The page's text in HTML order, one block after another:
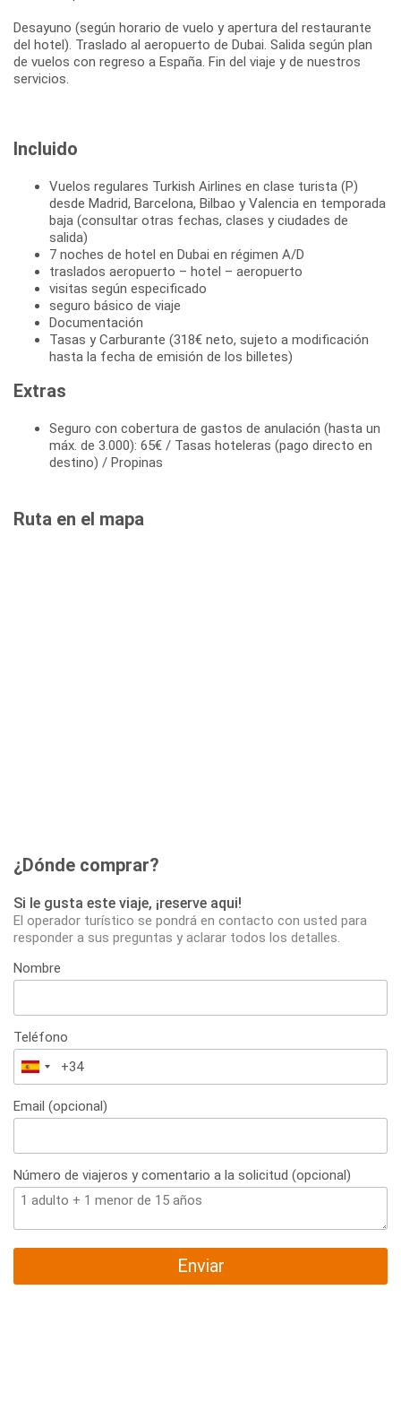
Desayuno (según horario de vuelo y apertura del restaurante
del hotel). Traslado al aeropuerto de Dubai. Salida según plan
de vuelos con regreso a España. Fin del viaje y de nuestros
servicios.
Incluido
Vuelos regulares Turkish Airlines en clase turista (P)
desde Madrid, Barcelona, Bilbao y Valencia en temporada
baja (consultar otras fechas, clases y ciudades de
salida)
7 noches de hotel en Dubai en régimen A/D
traslados aeropuerto – hotel – aeropuerto
visitas según especificado
seguro básico de viaje
Documentación
Tasas y Carburante (318€ neto, sujeto a modificación
hasta la fecha de emisión de los billetes)
Extras
Seguro con cobertura de gastos de anulación (hasta un
máx. de 3.000): 65€ / Tasas hoteleras (pago directo en
destino) / Propinas
Ruta en el mapa
¿Dónde comprar?
Si le gusta este viaje, ¡reserve aqui!
El operador turístico se pondrá en contacto con usted para
responder a sus preguntas y aclarar todos los detalles.
Nombre
Teléfono
España
+34
Email (opcional)
Número de viajeros y comentario a la solicitud (opcional)
Enviar